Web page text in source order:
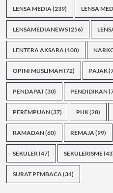
LENSA MEDIA(239) LENSA
LENSAMEDIANEWS(256)
LENTERA AKSARA(100)
OPINI MUSLIMAH(72) PAJAK
PENDAPAT(30) PENDIDIKAN
PEREMPUAN(37) PHK(28)
RAMADAN(60) REMAJA(99)
SEKULER(47) SEKULERISME
SURAT PEMBACA(34)